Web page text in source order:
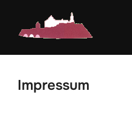
springen
Impressum